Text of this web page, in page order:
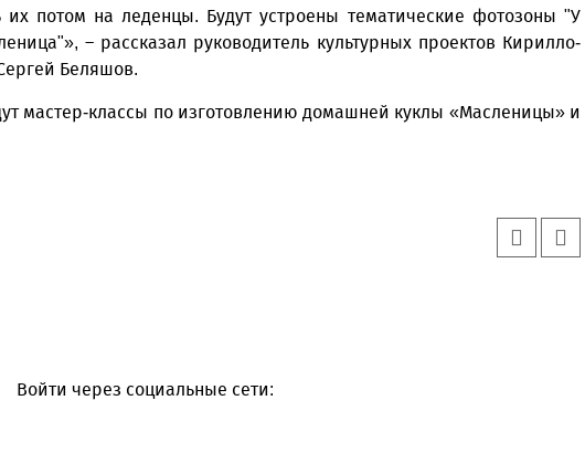
потом на леденцы. Будут устроены тематические фотозоны "У
– рассказал руководитель культурных проектов Кирилло-
Беляшов.
мастер-классы по изготовлению домашней куклы «Масленицы» и
Войти через социальные сети: